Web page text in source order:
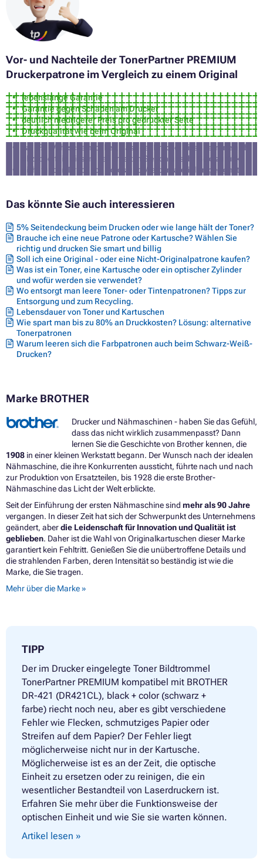
Toner BROTHER HL-L8240CDW
Toner BROTHER HL-L8260CDW
Toner BROTHER MFC-L3740 SERIES
Toner BROTHER MFC-L3740CDN
Toner BROTHER MFC-L3740CDW ECO
Toner BROTHER MFC-L3760CDW
Toner BROTHER MFC-L8340CDW
Toner BROTHER MFC-L8390CDW
Vor- und Nachteile der TonerPartner PREMIUM
Druckerpatrone im Vergleich zu einem Original
lebenslange Garantie
Garantie gegen Schäden am Drucker
deutlich niedrigerer Preis pro gedruckter Seite
Druckqualität wie beim Original
ca. 3% Wahrscheinlichkeit, dass der Drucker diese Patrone nicht
akzeptiert (in diesem Fall erhalten Sie von uns Ihr Geld zurück)
nicht für den Druck von Fotos und Werbematerialien geeignet
Das könnte Sie auch interessieren
5% Seitendeckung beim Drucken oder wie lange hält der Toner?
Brauche ich eine neue Patrone oder Kartusche? Wählen Sie
richtig und drucken Sie smart und billig
Soll ich eine Original - oder eine Nicht-Originalpatrone kaufen?
Was ist ein Toner, eine Kartusche oder ein optischer Zylinder
und wofür werden sie verwendet?
Wo entsorgt man leere Toner- oder Tintenpatronen? Tipps zur
Entsorgung und zum Recycling.
Lebensdauer von Toner und Kartuschen
Wie spart man bis zu 80% an Druckkosten? Lösung: alternative
Tonerpatronen
Warum leeren sich die Farbpatronen auch beim Schwarz-Weiß-
Drucken?
Marke BROTHER
Drucker und Nähmaschinen - haben Sie das Gefühl,
dass das nicht wirklich zusammenpasst? Dann
lernen Sie die Geschichte von Brother kennen, die
1908 in einer kleinen Werkstatt begann. Der Wunsch nach der idealen
Nähmaschine, die ihre Konkurrenten aussticht, führte nach und nach
zur Produktion von Ersatzteilen, bis 1928 die erste Brother-
Nähmaschine das Licht der Welt erblickte.
Seit der Einführung der ersten Nähmaschine sind mehr als 90 Jahre
vergangen. In dieser Zeit hat sich der Schwerpunkt des Unternehmens
geändert, aberdie Leidenschaft für Innovation und Qualität ist
geblieben. Daher ist die Wahl von Originalkartuschen dieser Marke
garantiert kein Fehltritt. Genießen Sie die unübertroffene Details und
die strahlenden Farben, deren Intensität so beständig ist wie die
Marke, die Sie tragen.
Mehr über die Marke »
TIPP
Der im Drucker eingelegte Toner Bildtrommel
TonerPartner PREMIUM kompatibel mit BROTHER
DR-421 (DR421CL), black + color (schwarz +
farbe) riecht noch neu, aber es gibt verschiedene
Fehler wie Flecken, schmutziges Papier oder
Streifen auf dem Papier? Der Fehler liegt
möglicherweise nicht nur in der Kartusche.
Möglicherweise ist es an der Zeit, die optische
Einheit zu ersetzen oder zu reinigen, die ein
wesentlicher Bestandteil von Laserdruckern ist.
Erfahren Sie mehr über die Funktionsweise der
optischen Einheit und wie Sie sie warten können.
Artikel lesen »